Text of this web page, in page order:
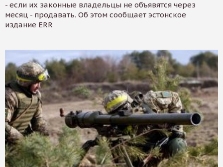
- если их законные владельцы не объявятся через
месяц - продавать. Об этом сообщает эстонское
издание ERR